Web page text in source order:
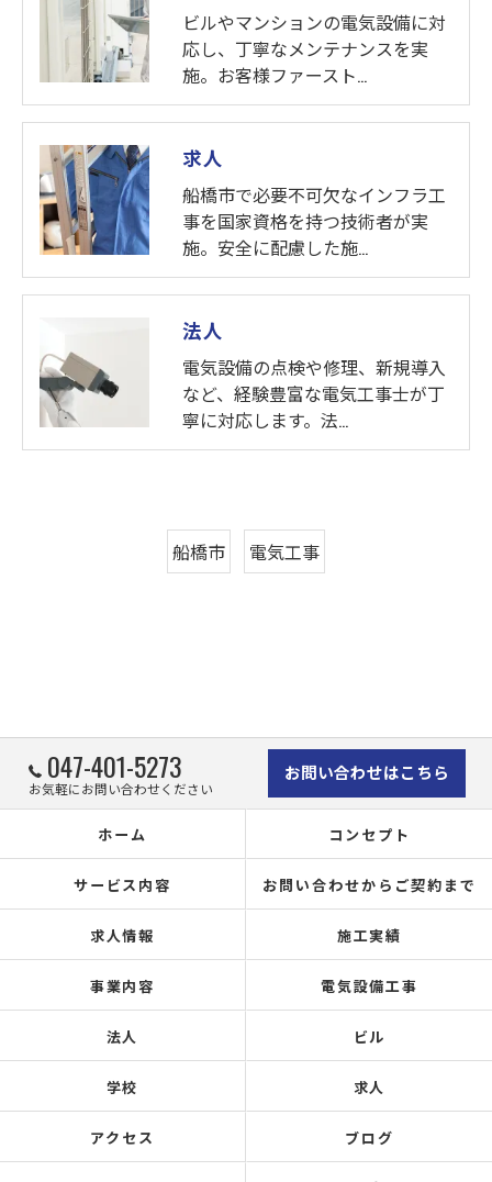
ビルやマンションの電気設備に対
応し、丁寧なメンテナンスを実
施。お客様ファースト…
求人
船橋市で必要不可欠なインフラ工
事を国家資格を持つ技術者が実
施。安全に配慮した施…
法人
電気設備の点検や修理、新規導入
など、経験豊富な電気工事士が丁
寧に対応します。法…
船橋市 電気工事
047-401-5273
お気軽にお問い合わせください
お問い合わせはこちら
ホーム コンセプト
サービス内容 お問い合わせからご契約まで
求人情報 施工実績
事業内容 電気設備工事
法人 ビル
学校 求人
アクセス ブログ